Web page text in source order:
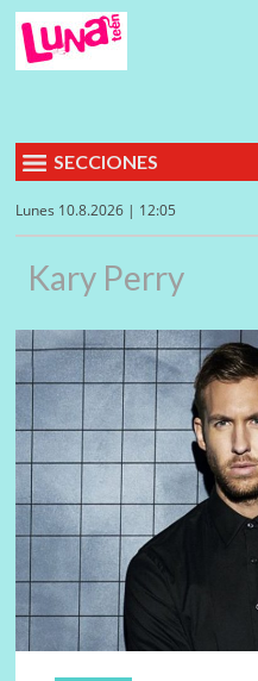
SECCIONES
Lunes 10.8.2026 | 12:05
Kary Perry